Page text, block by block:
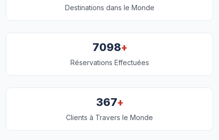
Destinations dans le Monde
7098+
Réservations Effectuées
367+
Clients à Travers le Monde